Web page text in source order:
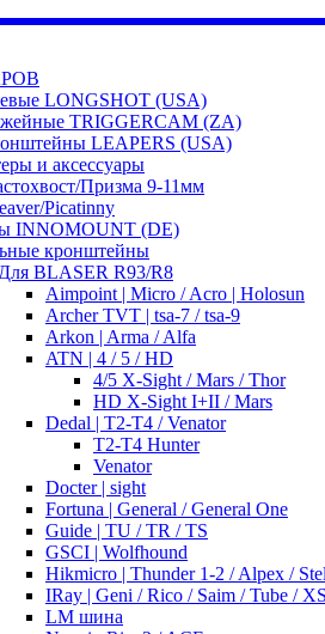
LONGSHOT (USA)
TRIGGERCAM (ZA)
LEAPERS (USA)
и аксессуары
Призма 9-11мм
Picatinny
INNOMOUNT (DE)
кронштейны
Для BLASER R93/R8
Aimpoint | Micro / Acro | Holosun
Archer TVT | tsa-7 / tsa-9
Arkon | Arma / Alfa
ATN | 4 / 5 / HD
4/5 X-Sight / Mars / Thor
HD X-Sight I+II / Mars
Dedal | T2-T4 / Venator
T2-T4 Hunter
Venator
Docter | sight
Fortuna | General / General One
Guide | TU / TR / TS
GSCI | Wolfhound
Hikmicro | Thunder 1-2 / Alpex /
IRay | Geni / Rico / Saim / Tube /
LM шина